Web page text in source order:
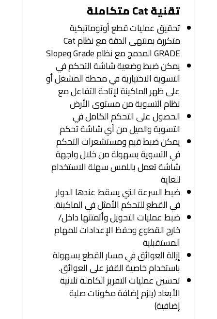
تقنية Cat متكاملة
تحقيق عمليات قطع أوتوماتيكية
متكررة بمنتهى الدقة مع نظام Cat
GRADE المدمج مع نظام Grade وSlope
يمكن ضبط وضعية شاشة التحكم في
التسوية الاختيارية في محطة المشغل أو
على ظهر الماكينة لإتاحة التفاعل مع
نظام التسوية من مستوى الأرض
الحصول على التحكم الكامل في
التسوية والميل من أي شاشة تحكم
يمكن ضبط قيم ومستشعرات التحكم
في التسوية بسهولة من خلال واجهة
شاشة تعمل باللمس سهلة الاستخدام
للغاية
ضبط السرعة التي يسقط عندها الدوار
في القطع للتحكم الأمثل في الماكينة.
ضبط عمليات التحويل وأتمتتها داخل/
خارج القطوع وحفظ الإعدادات للمهام
المستقبلية
إزالة العوائق في مسار القطع بسهولة
باستخدام خاصية القفز على العوائق.
تحسين عمليات التفريز الكاملة ثلاثية
الأبعاد (يلزم إضافة مكونات صلبة
إضافية)